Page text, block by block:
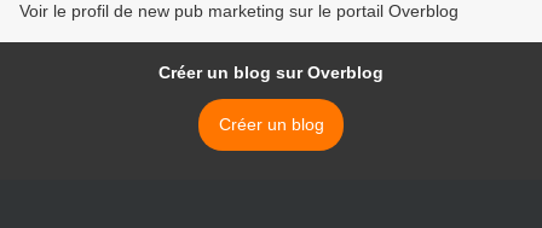
Voir le profil de new pub marketing sur le portail Overblog
Créer un blog sur Overblog
Créer un blog